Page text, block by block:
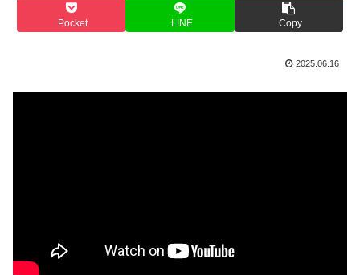
Pocket LINE Copy
2025.06.16